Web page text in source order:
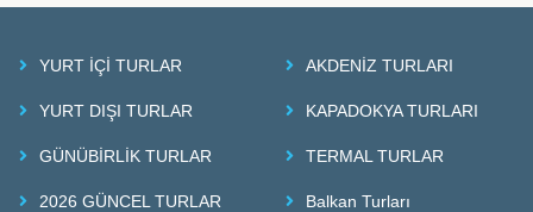
YURT İÇİ TURLAR
YURT DIŞI TURLAR
GÜNÜBİRLİK TURLAR
2026 GÜNCEL TURLAR
AKDENİZ TURLARI
KAPADOKYA TURLARI
TERMAL TURLAR
Balkan Turları